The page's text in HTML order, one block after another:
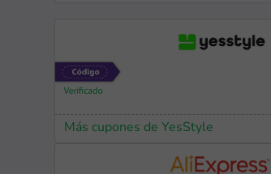
Más cupones de YesStyle